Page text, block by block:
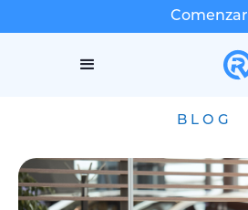
Comenzar
BLOG